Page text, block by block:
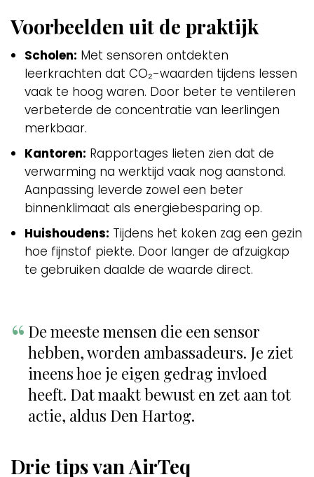
Voorbeelden uit de praktijk
Scholen: Met sensoren ontdekten
leerkrachten dat CO₂-waarden tijdens lessen
vaak te hoog waren. Door beter te ventileren
verbeterde de concentratie van leerlingen
merkbaar.
Kantoren: Rapportages lieten zien dat de
verwarming na werktijd vaak nog aanstond.
Aanpassing leverde zowel een beter
binnenklimaat als energiebesparing op.
Huishoudens: Tijdens het koken zag een gezin
hoe fijnstof piekte. Door langer de afzuigkap
te gebruiken daalde de waarde direct.
De meeste mensen die een sensor
hebben, worden ambassadeurs. Je ziet
ineens hoe je eigen gedrag invloed
heeft. Dat maakt bewust en zet aan tot
actie, aldus Den Hartog.
Drie tips van AirTeq